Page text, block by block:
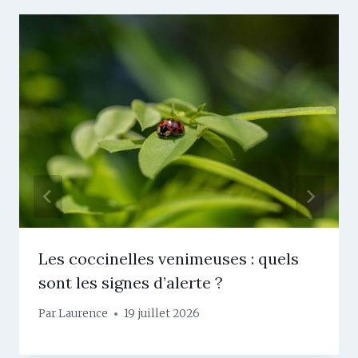
Les coccinelles venimeuses : quels
sont les signes d’alerte ?
ParLaurence 19 juillet 2026